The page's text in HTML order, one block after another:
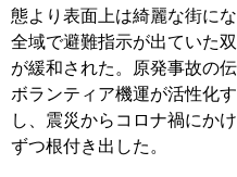
態より表面上は綺麗な街に
全域で避難指示が出ていた
が緩和された。原発事故の
ボランティア機運が活性化
し、震災からコロナ禍にか
ずつ根付き出した。